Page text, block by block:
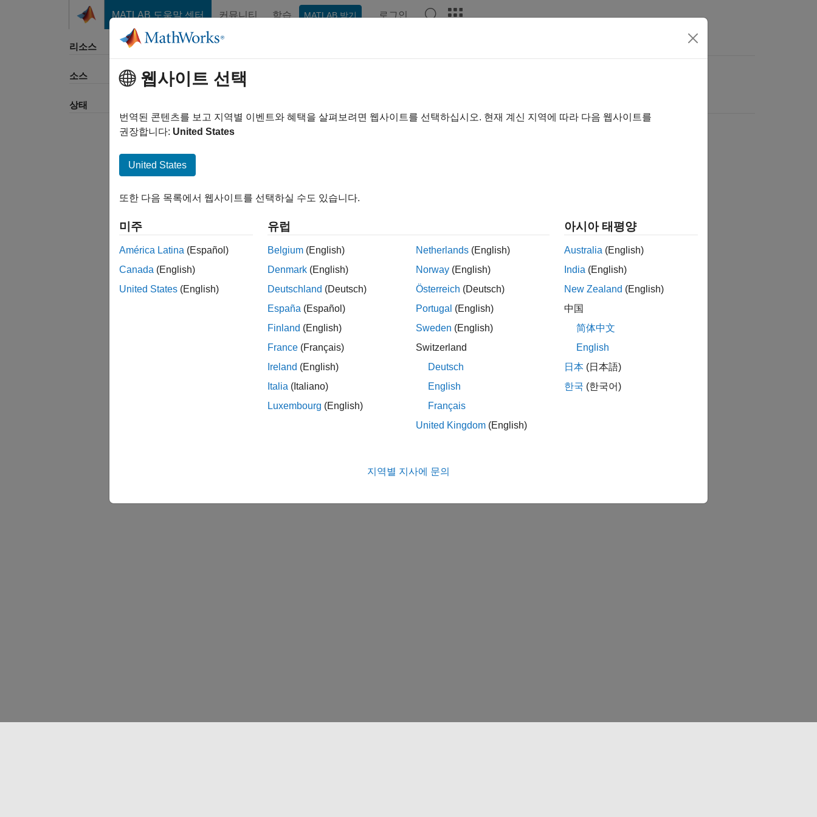
MATLAB 도움말 센터 커뮤니티 학습 MATLAB 받기 로그인
리소스
소스
상태
웹사이트 선택
번역된 콘텐츠를 보고 지역별 이벤트와 혜택을 살펴보려면 웹사이트를 선택하십시오. 현재 계신 지역에 따라 다음 웹사이트를
권장합니다: United States
United States
또한 다음 목록에서 웹사이트를 선택하실 수도 있습니다.
미주
América Latina (Español)
Canada (English)
United States (English)
유럽
Belgium (English)
Denmark (English)
Deutschland (Deutsch)
España (Español)
Finland (English)
France (Français)
Ireland (English)
Italia (Italiano)
Luxembourg (English)
Netherlands (English)
Norway (English)
Österreich (Deutsch)
Portugal (English)
Sweden (English)
Switzerland
Deutsch
English
Français
United Kingdom (English)
아시아 태평양
Australia (English)
India (English)
New Zealand (English)
中国
简体中文
English
日本 (日本語)
한국 (한국어)
지역별 지사에 문의